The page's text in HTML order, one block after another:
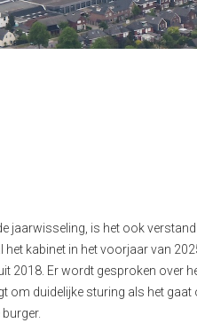
jaarwisseling, is het ook
het kabinet in het voorjaar van
2018. Er wordt gesproken over
om duidelijke sturing als het gaat